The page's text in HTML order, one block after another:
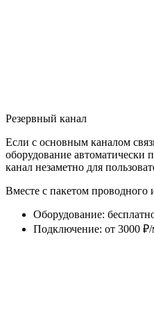
Резервный канал
Если с основным каналом
оборудование автоматически
канал незаметно для
Вместе с пакетом проводного
Оборудование:
Подключение: от 3000 ₽/